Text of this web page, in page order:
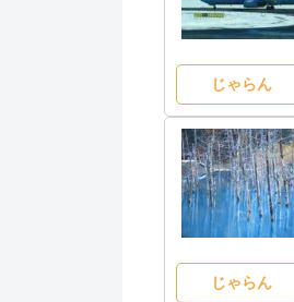
じゃらん
じゃらん